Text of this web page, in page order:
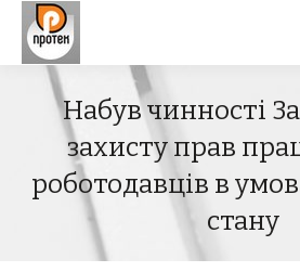
Набув чинності
захисту прав
роботодавців в
стану